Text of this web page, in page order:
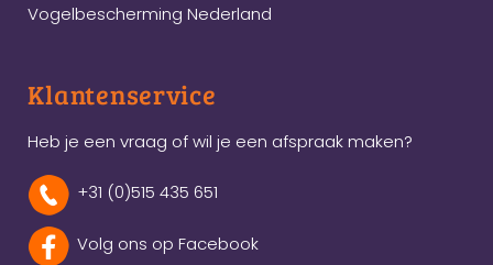
Vogelbescherming Nederland
Klantenservice
Heb je een vraag of wil je een afspraak maken?
+31 (0)515 435 651
Volg ons op Facebook